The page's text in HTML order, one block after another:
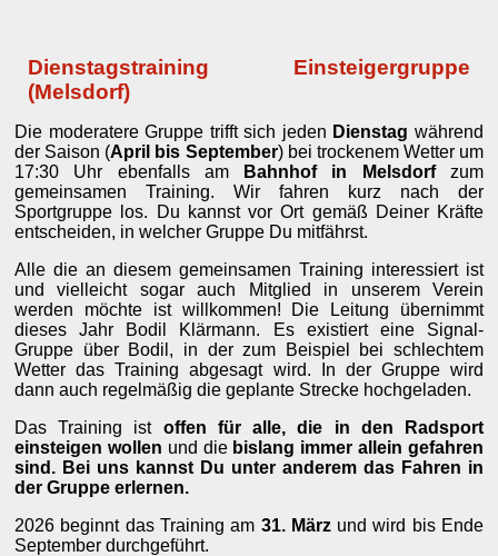
Dienstagstraining Einsteigergruppe
(Melsdorf)
Die moderatere Gruppe trifft sich jeden Dienstag während
der Saison (April bis September) bei trockenem Wetter um
17:30 Uhr ebenfalls am
Bahnhof in Melsdorfzum
gemeinsamen Training. Wir fahren kurz nach der
Sportgruppe los. Du kannst vor Ort gemäß Deiner Kräfte
entscheiden, in welcher Gruppe Du mitfährst.
Alle die an diesem gemeinsamen Training interessiert ist
und vielleicht sogar auch Mitglied in unserem Verein
werden möchte ist willkommen! Die Leitung übernimmt
dieses Jahr Bodil Klärmann. Es existiert eine Signal-
Gruppe über Bodil, in der zum Beispiel bei schlechtem
Wetter das Training abgesagt wird. In der Gruppe wird
dann auch regelmäßig die geplante Strecke hochgeladen.
Das Training ist offen für alle, die in den Radsport
einsteigen wollen und diebislang immer allein gefahren
sind. Bei uns kannst Du unter anderem das Fahren in
der Gruppe erlernen.
2026 beginnt das Training am 31. März und wird bis Ende
September durchgeführt.